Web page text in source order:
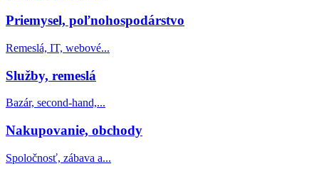
Priemysel, poľnohospodárstvo
Remeslá, IT, webové...
Služby, remeslá
Bazár, second-hand,...
Nakupovanie, obchody
Spoločnosť, zábava a...